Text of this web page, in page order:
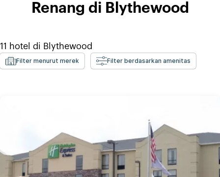
Renang di Blythewood
11 hotel di Blythewood
Filter menurut merek Filter berdasarkan amenitas